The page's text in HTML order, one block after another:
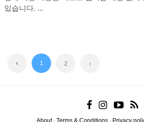
있습니다. ...
‹ 1 2 ›
About· Terms & Conditions · Privacy